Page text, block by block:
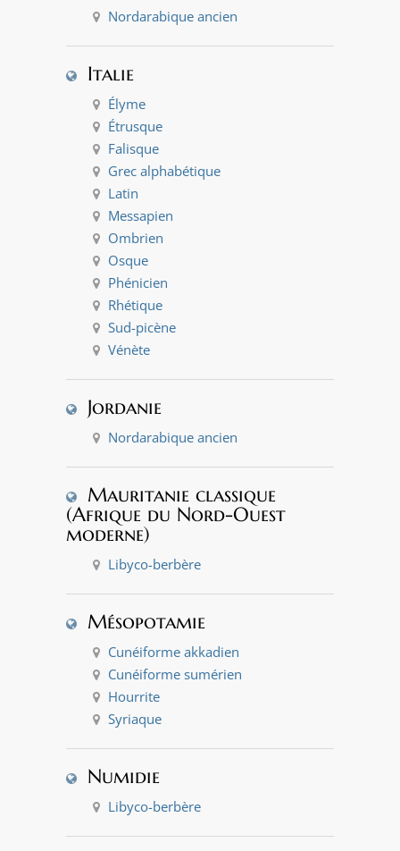
Nordarabique ancien
Italie
Élyme
Étrusque
Falisque
Grec alphabétique
Latin
Messapien
Ombrien
Osque
Phénicien
Rhétique
Sud-picène
Vénète
Jordanie
Nordarabique ancien
Mauritanie classique
(Afrique du Nord-Ouest
moderne)
Libyco-berbère
Mésopotamie
Cunéiforme akkadien
Cunéiforme sumérien
Hourrite
Syriaque
Numidie
Libyco-berbère